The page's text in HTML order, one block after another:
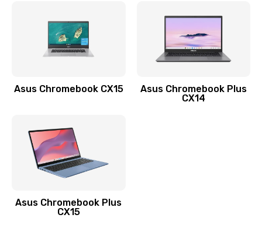
Замена стекла
Замена датчика приближения
Замена антенны
Заказать
Asus Chromebook CX15
Asus Chromebook Plus
CX14
Asus Chromebook Plus
CX15